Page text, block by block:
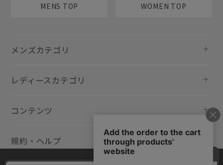
MENS TOP WOMEN TOP
メンズカテゴリ
レディースカテゴリ
コンテンツ
規約・ヘルプ